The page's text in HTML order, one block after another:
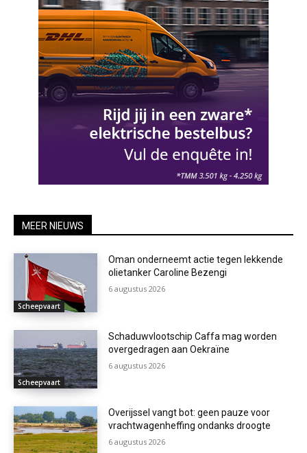
MEER NIEUWS
Scheepvaart
Oman onderneemt actie tegen lekkende
olietanker Caroline Bezengi
6 augustus 2026
Scheepvaart
Schaduwvlootschip Caffa mag worden
overgedragen aan Oekraïne
6 augustus 2026
Overijssel vangt bot: geen pauze voor
vrachtwagenheffing ondanks droogte
6 augustus 2026